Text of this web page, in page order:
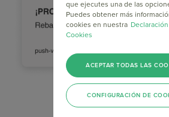
que ejecutes una de las
Puedes obtener más
cookies en nuestra
Cookies
ACEPTAR TODAS LAS
CONFIGURACIÓN DE